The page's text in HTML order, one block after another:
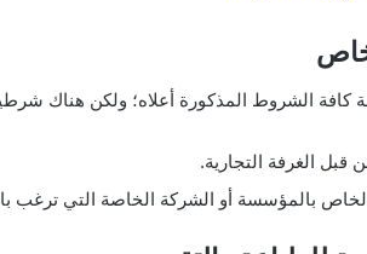
كافة الشروط المذكورة أعلاه؛ ولكن هناك
الغرفة التجارية.
الخاص بالمؤسسة أو الشركة الخاصة التي ترغب